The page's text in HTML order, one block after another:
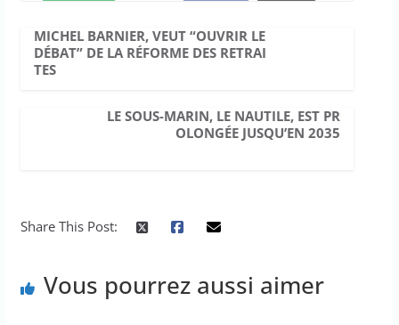
MICHEL BARNIER, VEUT “OUVRIR LE
DÉBAT” DE LA RÉFORME DES RETRAI
TES
LE SOUS-MARIN, LE NAUTILE, EST PR
OLONGÉE JUSQU’EN 2035
Share This Post:
Vous pourrez aussi aimer